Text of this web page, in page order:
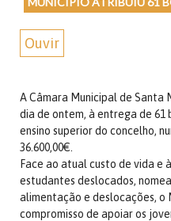
Ouvir
A Câmara Municipal de Santa
dia de ontem, à entrega de 61
ensino superior do concelho,
36.600,00€.
Face ao atual custo de vida e
estudantes deslocados,
alimentação e deslocações, o
compromisso de apoiar os